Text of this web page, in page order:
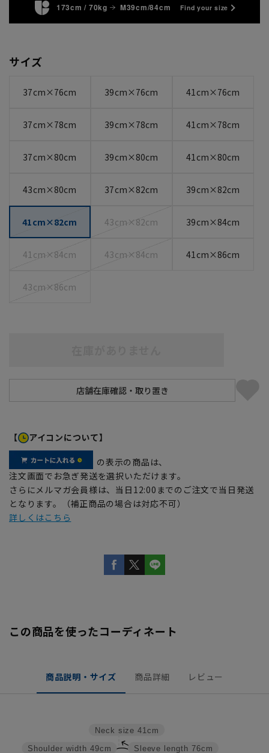
173cm / 70kg M39cm/84cm Find your size
サイズ
37cm×76cm 39cm×76cm 41cm×76cm
37cm×78cm 39cm×78cm 41cm×78cm
37cm×80cm 39cm×80cm 41cm×80cm
43cm×80cm 37cm×82cm 39cm×82cm
41cm×82cm 43cm×82cm 39cm×84cm
41cm×84cm 43cm×84cm 41cm×86cm
43cm×86cm
【 アイコンについて】
の表示の商品は、
注文画面でお急ぎ発送を選択いただけます。
さらにメルマガ会員様は、当日12:00までのご注文で当日発送
となります。（補正商品の場合は対応不可）
詳しくはこちら
この商品を使ったコーディネート
商品説明・サイズ 商品詳細 レビュー
Sleeve length 76cm
Neck size 41cm
Shoulder width 49cm